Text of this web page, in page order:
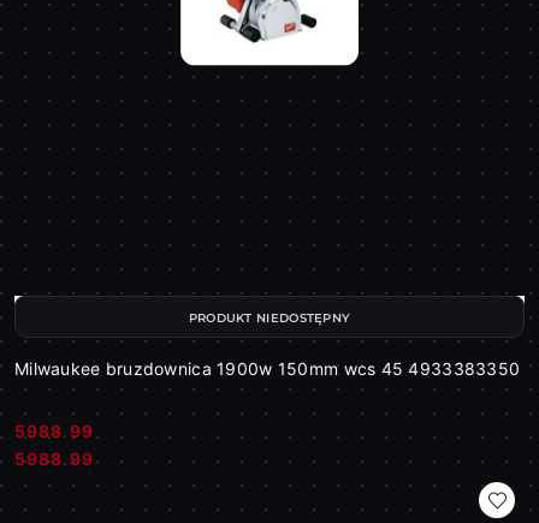
Milwaukee bruzdownica 1900w 150mm wcs 45 4933383350
Cena:
5988.99
Cena:
5988.99
PRODUKT NIEDOSTĘPNY